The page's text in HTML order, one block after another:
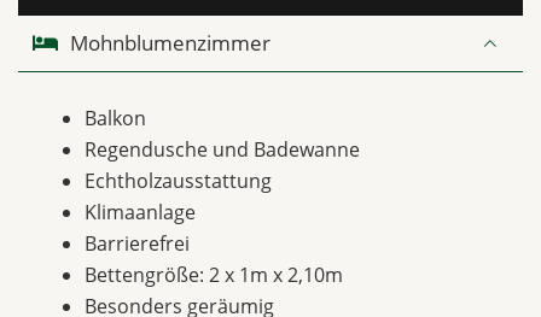
Mohnblumenzimmer
Balkon
Regendusche und Badewanne
Echtholzausstattung
Klimaanlage
Barrierefrei
Bettengröße: 2 x 1m x 2,10m
Besonders geräumig